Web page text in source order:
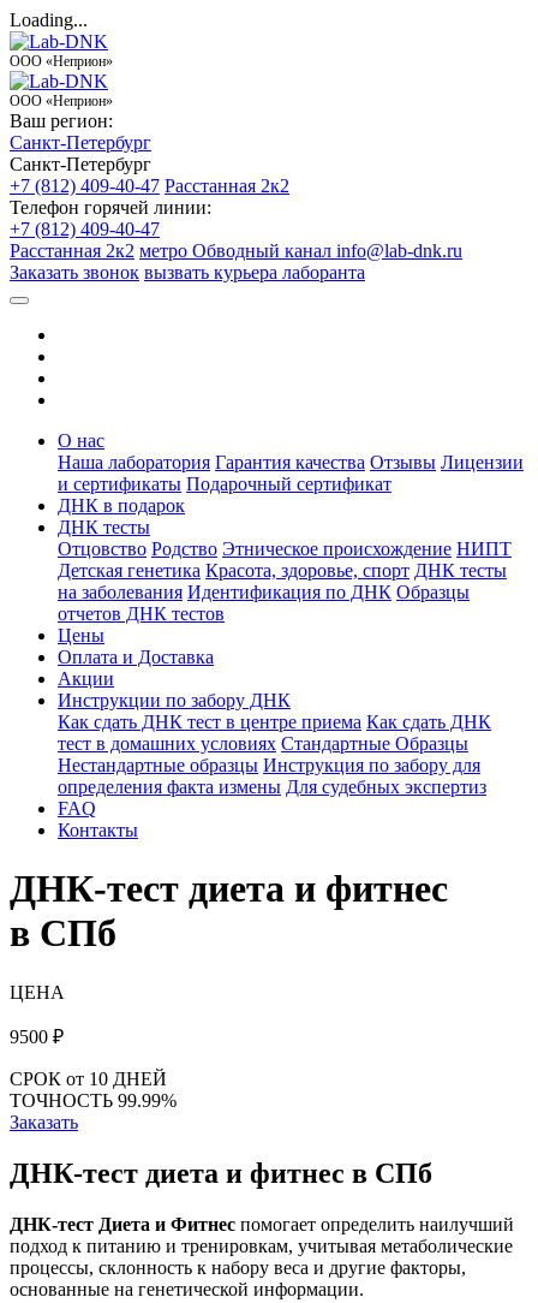
Loading...
ООО «Неприон»
ООО «Неприон»
Ваш регион:
Санкт-Петербург
Санкт-Петербург
+7 (812) 409-40-47 Расстанная 2к2
Телефон горячей линии:
+7 (812) 409-40-47
Расстанная 2к2 метро Обводный канал info@lab-dnk.ru
Заказать звонок вызвать курьера лаборанта
О нас
Наша лаборатория Гарантия качества Отзывы Лицензии
и сертификаты Подарочный сертификат
ДНК в подарок
ДНК тесты
Отцовство Родство Этническое происхождение НИПТ
Детская генетика Красота, здоровье, спорт ДНК тесты
на заболевания Идентификация по ДНК Образцы
отчетов ДНК тестов
Цены
Оплата и Доставка
Акции
Инструкции по забору ДНК
Как сдать ДНК тест в центре приема Как сдать ДНК
тест в домашних условиях Стандартные Образцы
Нестандартные образцы Инструкция по забору для
определения факта измены Для судебных экспертиз
FAQ
Контакты
ДНК-тест диета и фитнес
в СПб
ЦЕНА
9500 ₽
СРОК от 10 ДНЕЙ
ТОЧНОСТЬ 99.99%
Заказать
ДНК-тест диета и фитнес в СПб
ДНК-тест Диета и Фитнес помогает определить наилучший
подход к питанию и тренировкам, учитывая метаболические
процессы, склонность к набору веса и другие факторы,
основанные на генетической информации.